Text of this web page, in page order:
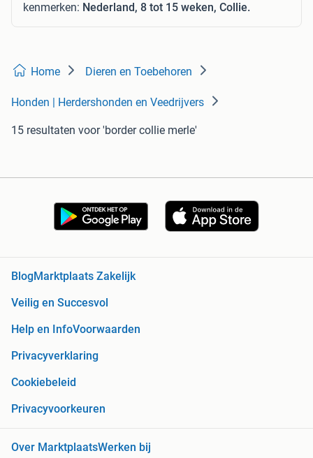
kenmerken: Nederland, 8 tot 15 weken, Collie.
Home Dieren en Toebehoren
Honden | Herdershonden en Veedrijvers
15 resultaten voor 'border collie merle'
Blog Marktplaats Zakelijk
Veilig en Succesvol
Help en InfoVoorwaarden
Privacyverklaring
Cookiebeleid
Privacyvoorkeuren
Over MarktplaatsWerken bij